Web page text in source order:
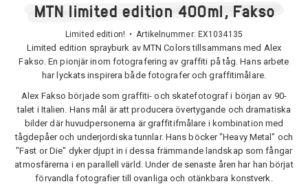
MTN limited edition 400ml, Fakso
Limited edition! • Artikelnummer: EX1034135
Limited edition sprayburk av MTN Colors tillsammans med Alex
Fakso. En pionjär inom fotografering av graffiti på tåg. Hans arbete
har lyckats inspirera både fotografer och graffitimålare.
Alex Fakso började som graffiti- och skatefotograf i början av 90-
talet i Italien. Hans mål är att producera övertygande och dramatiska
bilder där huvudpersonerna är graffitifmålare i kombination med
tågdepåer och underjordiska tunnlar. Hans böcker "Heavy Metal" och
"Fast or Die" dyker djupt in i dessa främmande landskap som fångar
atmosfärerna i en parallell värld. Under de senaste åren har han börjat
förvandla fotografier till ovanliga och otänkbara konstverk.